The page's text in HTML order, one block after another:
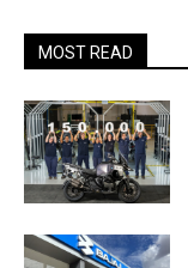
MOST READ